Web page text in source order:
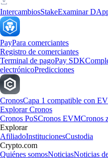
IntercambiosStakeExaminar
PayPara comerciantes
Registro de comerciantes
Terminal de pagoPay SDK
electrónicoPredicciones
CronosCapa 1 compatible con
Explorar Cronos
Cronos PoSCronos EVMCronos
Explorar
AfiliadoInstitucionesCustodia
Crypto.com
Quiénes somosNoticiasNoticias